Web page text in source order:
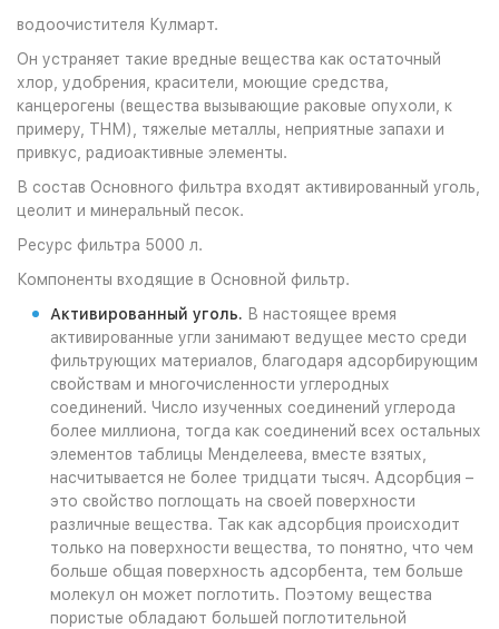
водоочистителя Кулмарт.
Он устраняет такие вредные вещества как остаточный
хлор, удобрения, красители, моющие средства,
канцерогены (вещества вызывающие раковые опухоли, к
примеру, ТHМ), тяжелые металлы, неприятные запахи и
привкус, радиоактивные элементы.
В состав Oсновного фильтра входят активированный уголь,
цеолит и минеральный песок.
Ресурс фильтра 5000 л.
Компоненты входящие в Oсновной фильтр.
Активированный уголь. В настоящее время
активированные угли занимают ведущее место среди
фильтрующих материалов, благодаря адсорбирующим
свойствам и многочисленности углеродных
соединений. Число изученных соединений углерода
более миллиона, тогда как соединений всех остальных
элементов таблицы Менделеева, вместе взятых,
насчитывается не более тридцати тысяч. Адсорбция –
это свойство поглощать на своей поверхности
различные вещества. Так как адсорбция происходит
только на поверхности вещества, то понятно, что чем
больше общая поверхность адсорбента, тем больше
молекул он может поглотить. Поэтому вещества
пористые обладают большей поглотительной